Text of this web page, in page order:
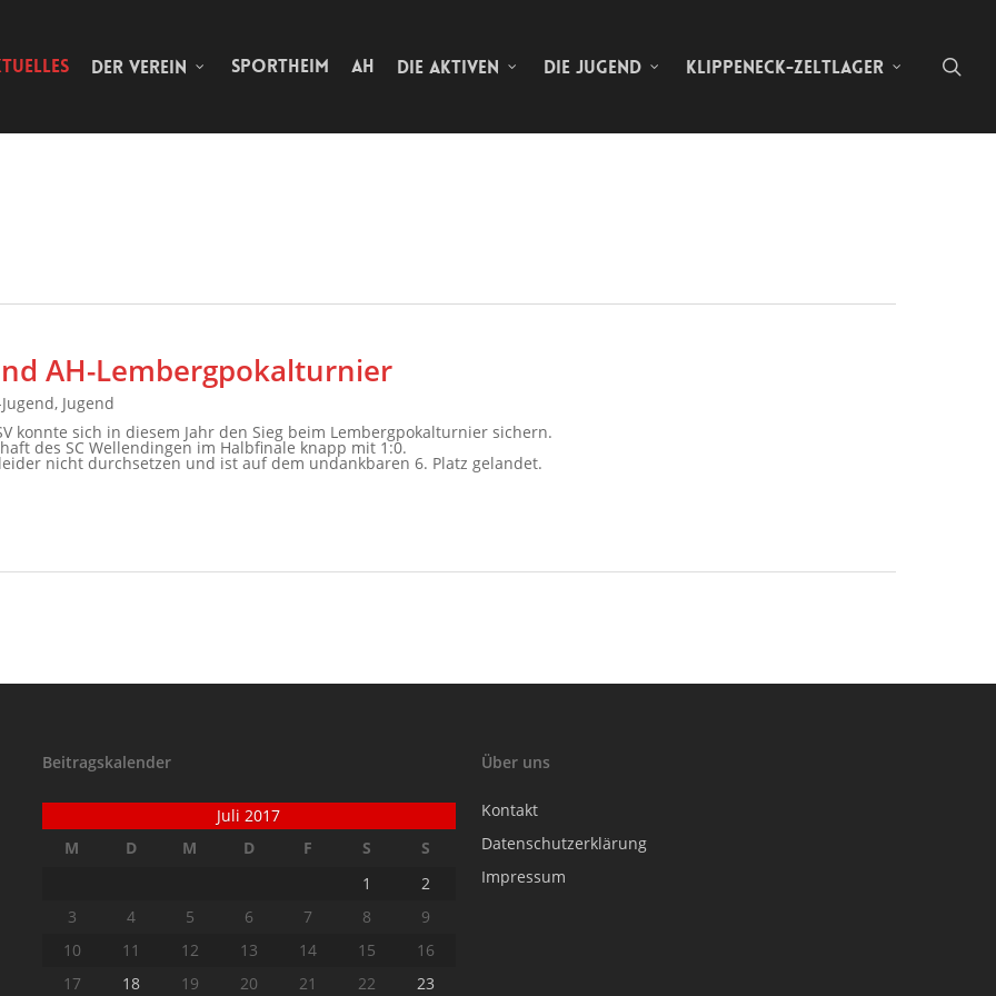
DER VEREIN SPORTHEIM AH DIE AKTIVEN DIE JUGEND KLIPPENECK-ZELTLAGER
AH-Lembergpokalturnier
, Jugend
konnte sich in diesem Jahr den Sieg beim Lembergpokalturnier sichern.
des SC Wellendingen im Halbfinale knapp mit 1:0.
nicht durchsetzen und ist auf dem undankbaren 6. Platz gelandet.
Beitragskalender
Juli 2017
M
D M D F S
S
1
2
3
4 5 6 7 8
9
10
11 12 13 14 15
16
17
18 19 20 21 22 23
Über uns
Kontakt
Datenschutzerklärung
Impressum